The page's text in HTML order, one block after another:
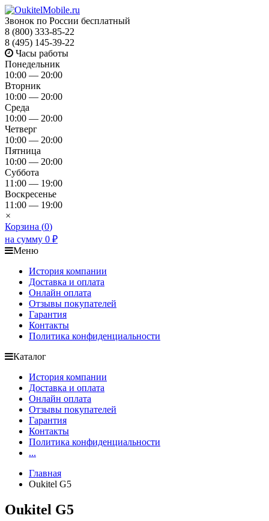
Звонок по России бесплатный
8 (800) 333-85-22
8 (495) 145-39-22
Часы работы
Понедельник
10:00 — 20:00
Вторник
10:00 — 20:00
Среда
10:00 — 20:00
Четверг
10:00 — 20:00
Пятница
10:00 — 20:00
Суббота
11:00 — 19:00
Воскресенье
11:00 — 19:00
×
Корзина (0)
на сумму 0 ₽
Меню
История компании
Доставка и оплата
Онлайн оплата
Отзывы покупателей
Гарантия
Контакты
Политика конфиденциальности
Каталог
История компании
Доставка и оплата
Онлайн оплата
Отзывы покупателей
Гарантия
Контакты
Политика конфиденциальности
...
Главная
Oukitel G5
Oukitel G5